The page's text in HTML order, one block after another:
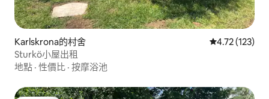
Karlskrona的村舍 從 123 則評價
4.72 (123)
Sturkö小屋出租
地點 · 性價比 · 按摩浴池